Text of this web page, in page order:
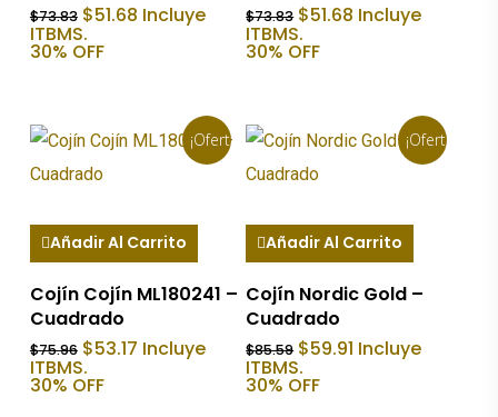
$73.83 El
precio
original
$51.68El
precio
Incluye
ITBMS.
30% OFF
$73.83 El
precio
original
$51.68 El
precio
Incluye
ITBMS.
30% OFF
¡Oferta!
Añadir Al Carrito
Cojín Cojín ML180241 –
Cuadrado
$75.96 El
precio
original
$53.17El
precio
Incluye
ITBMS.
30% OFF
¡Oferta!
Añadir Al Carrito
Cojín Nordic Gold –
Cuadrado
$85.59 El
precio
original
$59.91 El
precio
Incluye
ITBMS.
30% OFF